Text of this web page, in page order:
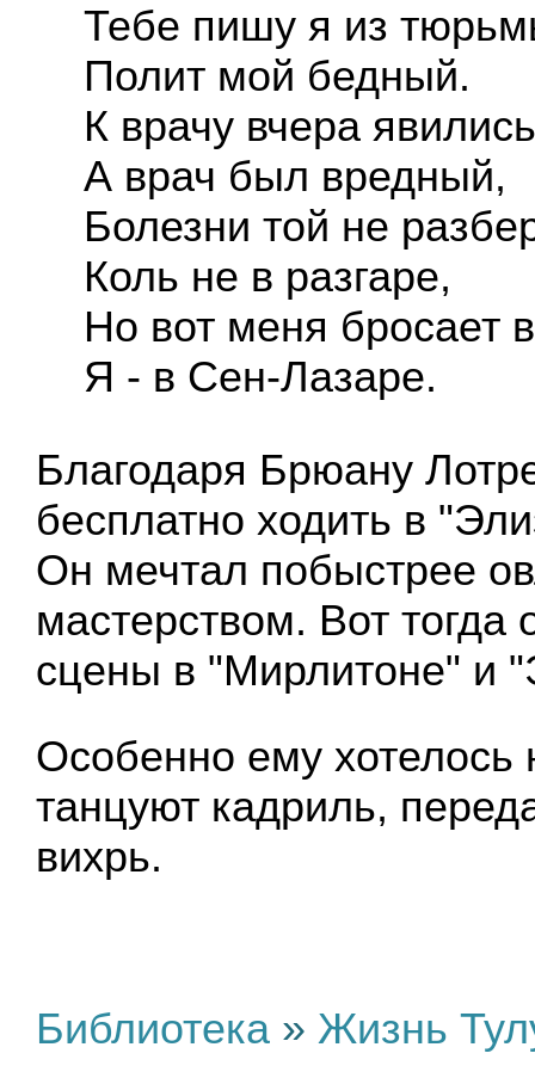
Тебе пишу я из
Полит мой бедный.
К врачу вчера
А врач был вредный,
Болезни той не
Коль не в разгаре,
Но вот меня бросает
Я - в Сен-Лазаре.
Благодаря Брюану
бесплатно ходить в
Он мечтал побыстрее
мастерством. Вот тогда
сцены в "Мирлитоне" и
Особенно ему хотелось
танцуют кадриль,
вихрь.
Библиотека » Жизнь